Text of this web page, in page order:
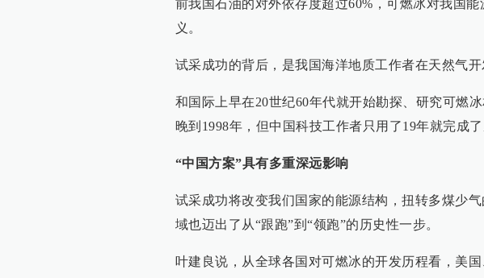
前我国石油的对外依存度超过60%，可燃冰对我国
义。
试采成功的背后，是我国海洋地质工作者在天然气开
和国际上早在20世纪60年代就开始勘探、研究可燃
晚到1998年，但中国科技工作者只用了19年就完成
“中国方案”具有多重深远影响
试采成功将改变我们国家的能源结构，扭转多煤少
域也迈出了从“跟跑”到“领跑”的历史性一步。
叶建良说，从全球各国对可燃冰的开发历程看，美